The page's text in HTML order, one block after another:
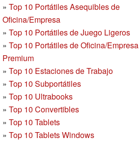
» Top 10 Portátiles Asequibles de
Oficina/Empresa
» Top 10 Portátiles de Juego Ligeros
» Top 10 Portátiles de Oficina/Empresa
Premium
» Top 10 Estaciones de Trabajo
» Top 10 Subportátiles
» Top 10 Ultrabooks
» Top 10 Convertibles
» Top 10 Tablets
» Top 10 Tablets Windows